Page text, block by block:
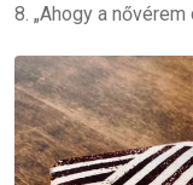
8. „Ahogy a